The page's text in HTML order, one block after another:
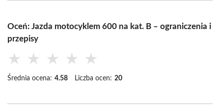
Oceń: Jazda motocyklem 600 na kat. B – ograniczenia i
przepisy
★ ★ ★ ★ ★
Średnia ocena: 4.58 Liczba ocen: 20